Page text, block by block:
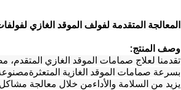
المعالجة المتقدمة لفولف الموقد الغازي
وصف المنتج:
تقدمنا لعلاج صمامات الموقد الغازي
بسرعة صمامات الموقد الغازية
يزيد من السلامة والأداءمن خلال معالجة